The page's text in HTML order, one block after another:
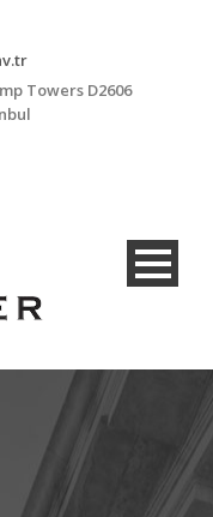
Towers D2606